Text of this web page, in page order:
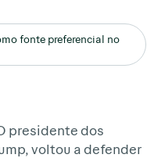
fonte preferencial no
presidente dos
voltou a defender